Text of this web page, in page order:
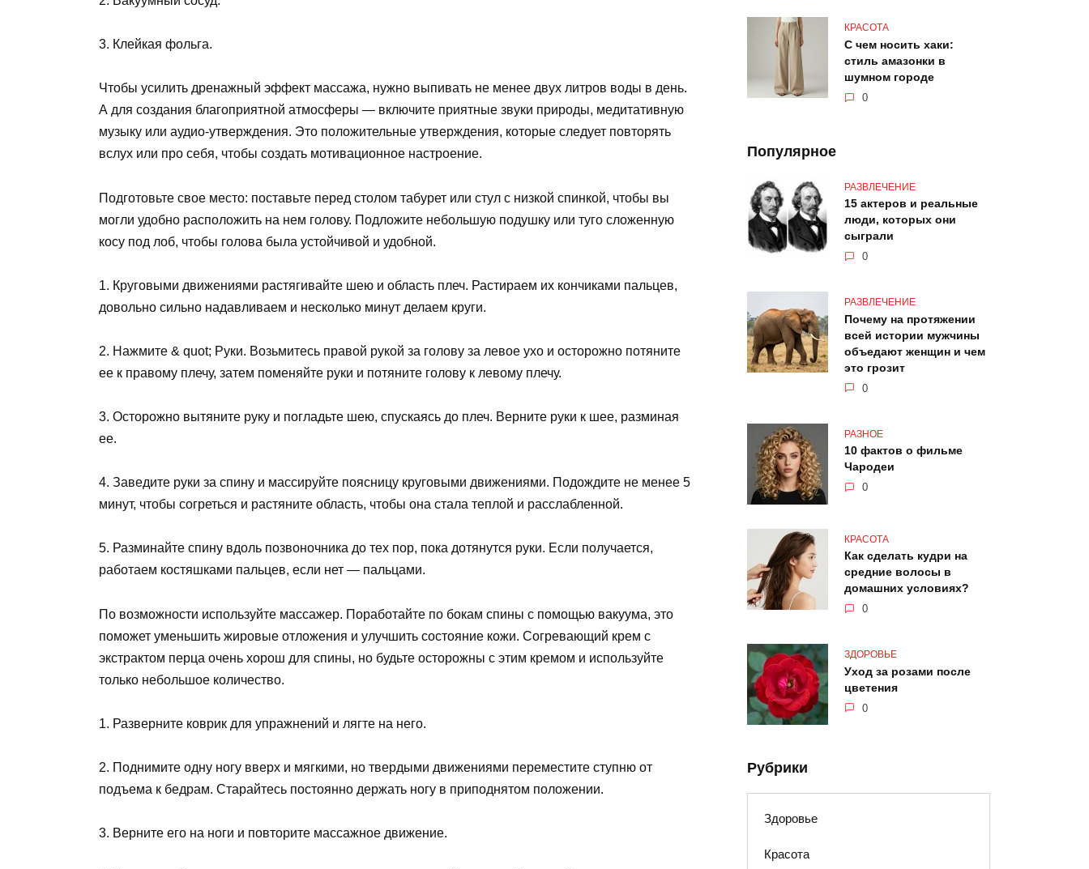
3. Клейкая фольга.
Чтобы усилить дренажный эффект массажа, нужно выпивать не менее двух литров воды в день.
А для создания благоприятной атмосферы — включите приятные звуки природы, медитативную
музыку или аудио-утверждения. Это положительные утверждения, которые следует повторять
вслух или про себя, чтобы создать мотивационное настроение.
Подготовьте свое место: поставьте перед столом табурет или стул с низкой спинкой, чтобы вы
могли удобно расположить на нем голову. Подложите небольшую подушку или туго сложенную
косу под лоб, чтобы голова была устойчивой и удобной.
1. Круговыми движениями растягивайте шею и область плеч. Растираем их кончиками пальцев,
довольно сильно надавливаем и несколько минут делаем круги.
2. Нажмите & quot; Руки. Возьмитесь правой рукой за голову за левое ухо и осторожно потяните
ее к правому плечу, затем поменяйте руки и потяните голову к левому плечу.
3. Осторожно вытяните руку и погладьте шею, спускаясь до плеч. Верните руки к шее, разминая
ее.
4. Заведите руки за спину и массируйте поясницу круговыми движениями. Подождите не менее 5
минут, чтобы согреться и растяните область, чтобы она стала теплой и расслабленной.
5. Разминайте спину вдоль позвоночника до тех пор, пока дотянутся руки. Если получается,
работаем костяшками пальцев, если нет — пальцами.
По возможности используйте массажер. Поработайте по бокам спины с помощью вакуума, это
поможет уменьшить жировые отложения и улучшить состояние кожи. Согревающий крем с
экстрактом перца очень хорош для спины, но будьте осторожны с этим кремом и используйте
только небольшое количество.
1. Разверните коврик для упражнений и лягте на него.
2. Поднимите одну ногу вверх и мягкими, но твердыми движениями переместите ступню от
подъема к бедрам. Старайтесь постоянно держать ногу в приподнятом положении.
3. Верните его на ноги и повторите массажное движение.
КРАСОТА
С чем носить хаки:
стиль амазонки в
шумном городе
0
Популярное
РАЗВЛЕЧЕНИЕ
15 актеров и реальные
люди, которых они
сыграли
0
РАЗВЛЕЧЕНИЕ
Почему на протяжении
всей истории мужчины
объедают женщин и чем
это грозит
0
РАЗНОЕ
10 фактов о фильме
Чародеи
0
КРАСОТА
Как сделать кудри на
средние волосы в
домашних условиях?
0
ЗДОРОВЬЕ
Уход за розами после
цветения
0
Рубрики
Здоровье
Красота